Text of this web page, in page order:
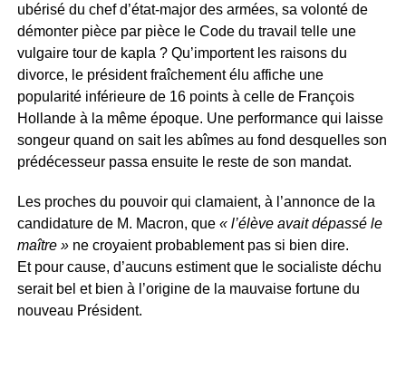
ubérisé du chef d’état-major des armées, sa volonté de
démonter pièce par pièce le Code du travail telle une
vulgaire tour de kapla ? Qu’importent les raisons du
divorce, le président fraîchement élu affiche une
popularité inférieure de 16 points à celle de François
Hollande à la même époque. Une performance qui laisse
songeur quand on sait les abîmes au fond desquelles son
prédécesseur passa ensuite le reste de son mandat.
Les proches du pouvoir qui clamaient, à l’annonce de la
candidature de M. Macron, que « l’élève avait dépassé le
maître »ne croyaient probablement pas si bien dire.
Et pour cause, d’aucuns estiment que le socialiste déchu
serait bel et bien à l’origine de la mauvaise fortune du
nouveau Président.